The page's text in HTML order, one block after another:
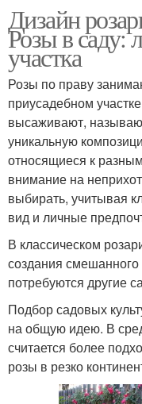
Дизайн
Розы в саду:
участка
Розы по праву
приусадебном
высаживают,
уникальную
относящиеся к
внимание на
выбирать, учитывая
вид и личные
В классическом
создания
потребуются другие
Подбор садовых
на общую идею. В
считается более
розы в резко